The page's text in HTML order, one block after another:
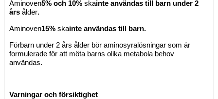
Aminoven5% och 10% skainte användas till barn under 2
års ålder.
Aminoven15% skainte användas till barn.
Förbarn under 2 års ålder bör aminosyralösningar som är
formulerade för att möta barns olika metabola behov
användas.
Varningar och försiktighet